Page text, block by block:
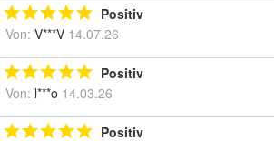
Positiv
Von: V***V 14.07.26
Positiv
Von: l***o 14.03.26
Positiv